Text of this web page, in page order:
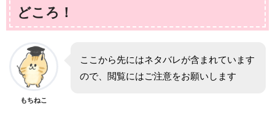
どころ！
もちねこ
ここから先にはネタバレが含まれています
ので、閲覧にはご注意をお願いします